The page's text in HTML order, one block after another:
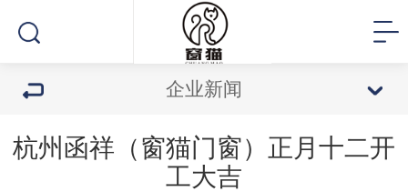
企业新闻
杭州函祥（窗猫门窗）正月十二开
工大吉